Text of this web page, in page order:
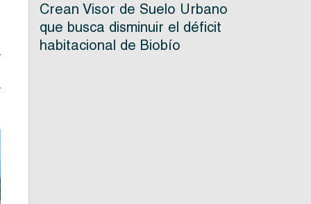
Crean Visor de Suelo Urbano
que busca disminuir el déficit
habitacional de Biobío